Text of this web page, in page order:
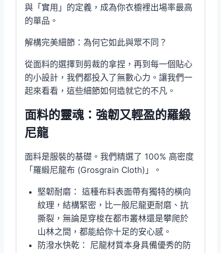
與「實用」的定義，成為你衣櫥裡出場率最高
的單品。
解構完美細節：為何它如此與眾不同？
從面料的選擇到剪裁的拿捏，再到每一個貼心
的小設計，我們都投入了無數心力。讓我們一
起來看看，這些細節如何造就它的不凡。
面料的靈魂：強韌又輕盈的羅緞
尼龍
面料是服裝的基礎。我們精選了 100% 高密度
「羅緞尼龍布 (Grosgrain Cloth)」。
堅韌耐磨： 這種布料表面帶有獨特的橫向
紋理，結構緊密，比一般尼龍更耐磨、抗
撕裂，無論是穿梭在都市叢林還是攀爬於
山林之間，都能給你十足的安心感。
防潑水快乾： 尼龍材質本身具備優秀的防